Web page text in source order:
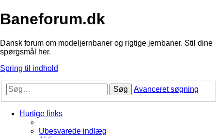
Baneforum.dk
Dansk forum om modeljernbaner og rigtige jernbaner. Stil dine
spørgsmål her.
Spring til indhold
Søg Avanceret søgning
Hurtige links
Ubesvarede indlæg